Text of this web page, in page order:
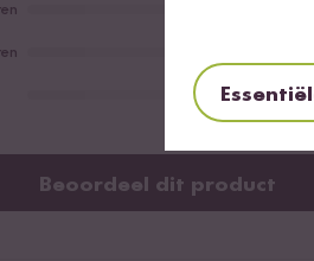
Beoordeel dit product